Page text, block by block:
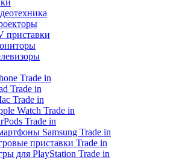
приставки
Trade in
Trade in
Trade in
Watch Trade in
Trade in
Samsung Trade in
приставки Trade in
для PlayStation Trade in